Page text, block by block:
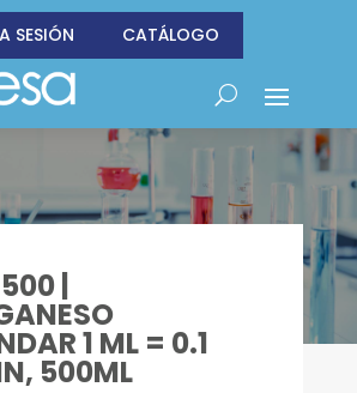
SESIÓN CATÁLOGO
|
1 ML = 0.1
500ML